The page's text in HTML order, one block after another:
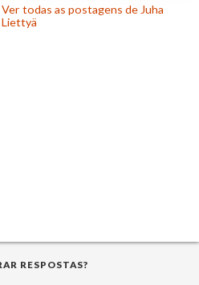
Ver todas as postagens de Juha
Liettyä
RESPOSTAS?